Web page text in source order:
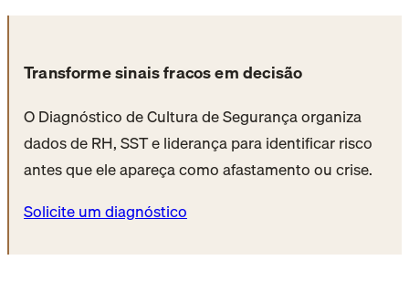
Transforme sinais fracos em decisão
O Diagnóstico de Cultura de Segurança organiza
dados de RH, SST e liderança para identificar risco
antes que ele apareça como afastamento ou crise.
Solicite um diagnóstico